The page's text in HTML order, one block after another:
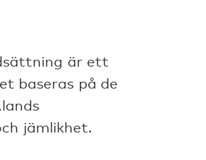
är ett
baseras på de
jämlikhet.